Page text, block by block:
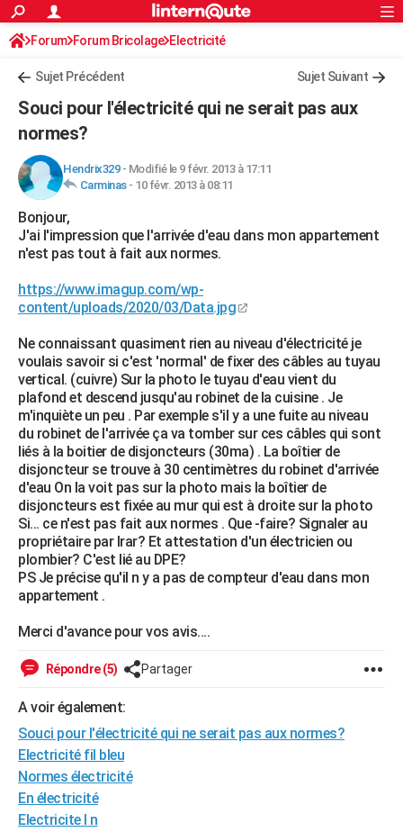
ACTUALITÉS
Politique
Société
Faits Divers
Education
Monde
Villes
+
Programme TV
Sorties cinéma
FINANCE
Retraite
Impôts
Epargne
Immobilier
Risques naturels par ville
Banque
Assurance
Crédit
AUTO
Essais
Réserver un essai
Citadines
Berlines
SUV
Forum auto
HIGH-TECH
Mobiles
Meilleur smartphone
Internet
Ordinateurs
Jeux vidéo
Guide high-tech
+BRICOLAGE
Guides de France
Escapades
Patrimoine
Expositions
Musées
Week-end nature
+LIFESTYLE
Art de vivre
Bien-être
Loisirs
Mode
Modes de vie
SANTE
Alimentation
Guide de la santé
Maladies
Médicaments
Sommeil
VOYAGE
Destinations
City break
Voyage nature
Voyage de noces
Forum
Climat
+PHOTO
GUIDES D'ACHAT
BONS PLANS
CARTE DE VOEUX
Carte de Noël
Carte Bonne année
Carte Saint-Valentin
Carte Pâques
Carte d'anniversaire
DICTIONNAIRE
Dictionnaire
Biographies
Citations
Expressions
Proverbes
PROGRAMME TV
S'inscrire
Se connecter
Lycées
Collèges
Primaires
Universités
Entreprises
Service militaire
Avis de recherche
AVIS DE DÉCÈS
FORUM
Bricolage
Lifestyle
Culture
Sport
Auto
Television
Voyage
Cinema
S'inscrire
Connexion
Forum Forum Bricolage Electricité
Sujet Précédent Sujet Suivant
Souci pour l'électricité qui ne serait pas aux
normes?
Hendrix329- Modifié le 9 févr. 2013 à 17:11
Carminas- 10 févr. 2013 à 08:11
Bonjour,
J'ai l'impression que l'arrivée d'eau dans mon appartement
n'est pas tout à fait aux normes.
https://www.imagup.com/wp-
content/uploads/2020/03/Data.jpg
Ne connaissant quasiment rien au niveau d'électricité je
voulais savoir si c'est 'normal' de fixer des câbles au tuyau
vertical. (cuivre) Sur la photo le tuyau d'eau vient du
plafond et descend jusqu'au robinet de la cuisine . Je
m'inquiète un peu . Par exemple s'il y a une fuite au niveau
du robinet de l'arrivée ça va tomber sur ces câbles qui sont
liés à la boitier de disjoncteurs (30ma) . La boîtier de
disjoncteur se trouve à 30 centimètres du robinet d'arrivée
d'eau On la voit pas sur la photo mais la boîtier de
disjoncteurs est fixée au mur qui est à droite sur la photo
Si... ce n'est pas fait aux normes . Que -faire? Signaler au
propriétaire par lrar? Et attestation d'un électricien ou
plombier? C'est lié au DPE?
PS Je précise qu'il n y a pas de compteur d'eau dans mon
appartement .
Merci d'avance pour vos avis....
Répondre (5) Partager
A voir également:
Souci pour l'électricité qui ne serait pas aux normes?
Electricité fil bleu
Normes électricité
En électricité
Electricite l n